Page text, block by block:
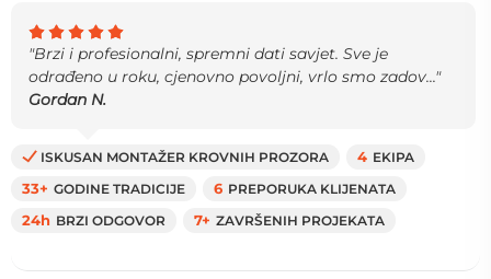
"Brzi i profesionalni, spremni dati savjet. Sve je
odrađeno u roku, cjenovno povoljni, vrlo smo zadov..."
Gordan N.
ISKUSAN MONTAŽER KROVNIH PROZORA 4 EKIPA
33+ GODINE TRADICIJE 6 PREPORUKA KLIJENATA
24h BRZI ODGOVOR 7+ ZAVRŠENIH PROJEKATA